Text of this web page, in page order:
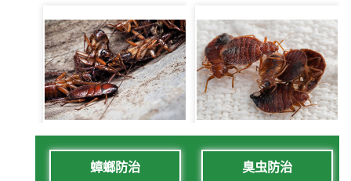
蟑螂防治 臭虫防治